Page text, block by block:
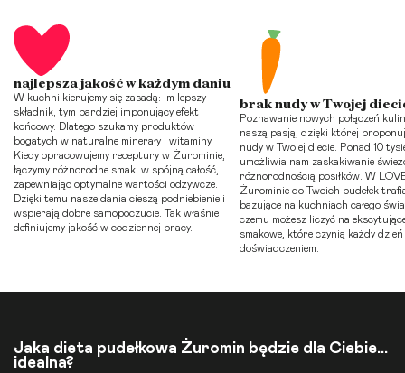
najlepsza jakość w każdym daniu
W kuchni kierujemy się zasadą: im lepszy
składnik, tym bardziej imponujący efekt
końcowy. Dlatego szukamy produktów
bogatych w naturalne minerały i witaminy.
Kiedy opracowujemy receptury w Żurominie,
łączymy różnorodne smaki w spójną całość,
zapewniając optymalne wartości odżywcze.
Dzięki temu nasze dania cieszą podniebienie i
wspierają dobre samopoczucie. Tak właśnie
definiujemy jakość w codziennej pracy.
brak nudy w Twojej
Poznawanie nowych połączeń
naszą pasją, dzięki której
nudy w Twojej diecie. Ponad 10
umożliwia nam zaskakiwanie
różnorodnością posiłków. W
Żurominie do Twoich pudełek
bazujące na kuchniach całego
czemu możesz liczyć na
smakowe, które czynią każdy
doświadczeniem.
Jaka dieta pudełkowa Żuromin będzie dla Ciebie…
idealna?